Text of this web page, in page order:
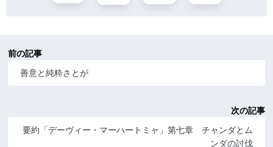
前の記事
善意と純粋さとが
次の記事
要約「デーヴィー・マーハートミャ」第七章 チャンダとム
ンダの討伐